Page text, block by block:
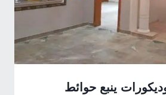
ينبع حوائط